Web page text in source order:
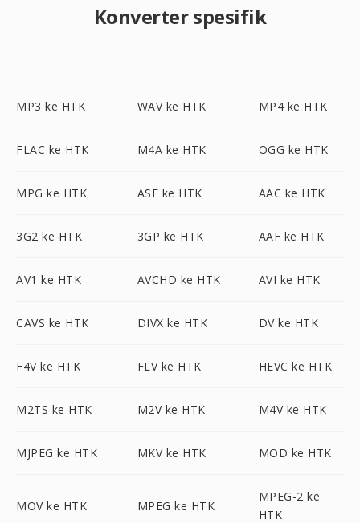
Konverter spesifik
MP3 ke HTK WAV ke HTK MP4 ke HTK
FLAC ke HTK M4A ke HTK OGG ke HTK
MPG ke HTK ASF ke HTK AAC ke HTK
3G2 ke HTK 3GP ke HTK AAF ke HTK
AV1 ke HTK AVCHD ke HTK AVI ke HTK
CAVS ke HTK DIVX ke HTK DV ke HTK
F4V ke HTK FLV ke HTK HEVC ke HTK
M2TS ke HTK M2V ke HTK M4V ke HTK
MJPEG ke HTK MKV ke HTK MOD ke HTK
MOV ke HTK MPEG ke HTK
MPEG-2 ke
HTK